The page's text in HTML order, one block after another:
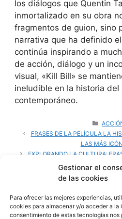
Gestionar el
de las cookies
Para ofrecer las mejores experiencias,
cookies para almacenar y/o acceder a la
consentimiento de estas tecnologías
los diálogos que Quentin
inmortalizado en su obra
fragmentos de guion, sino
narrativa que ha definido
continúa inspirando a
de acción, diálogo y un
visual, «Kill Bill» se
ineludible en la historia del
contemporáneo.
FRASES DE LA PELÍCULA LA
LAS MÁS
EXPLORANDO LA CULTURA:
Y SU